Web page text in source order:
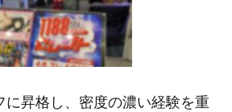
に昇格し、密度の濃い経験を重